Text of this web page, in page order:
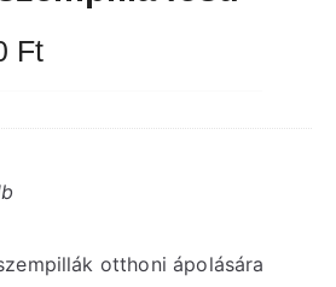
Ft
otthoni ápolására